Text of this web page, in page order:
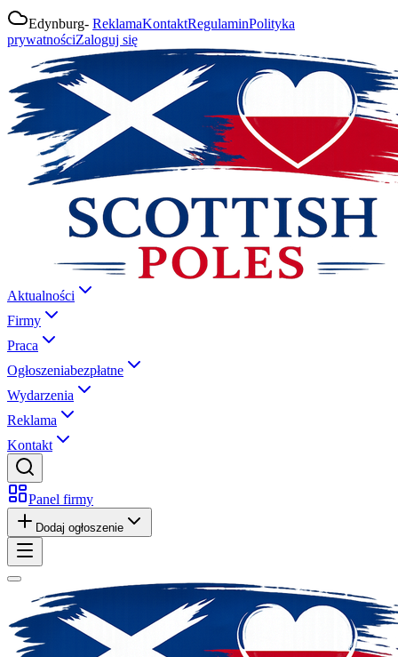
Edynburg- ReklamaKontaktRegulaminPolityka
prywatnościZaloguj się
Aktualności
Firmy
Praca
Ogłoszeniabezpłatne
Wydarzenia
Reklama
Kontakt
Panel firmy
Dodaj ogłoszenie